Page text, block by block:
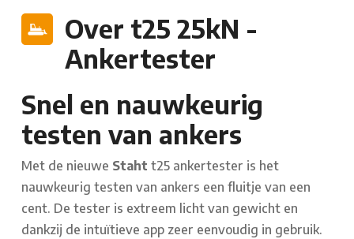
Over t25 25kN -
Ankertester
Snel en nauwkeurig
testen van ankers
Met de nieuwe Staht t25 ankertester is het
nauwkeurig testen van ankers een fluitje van een
cent. De tester is extreem licht van gewicht en
dankzij de intuïtieve app zeer eenvoudig in gebruik.